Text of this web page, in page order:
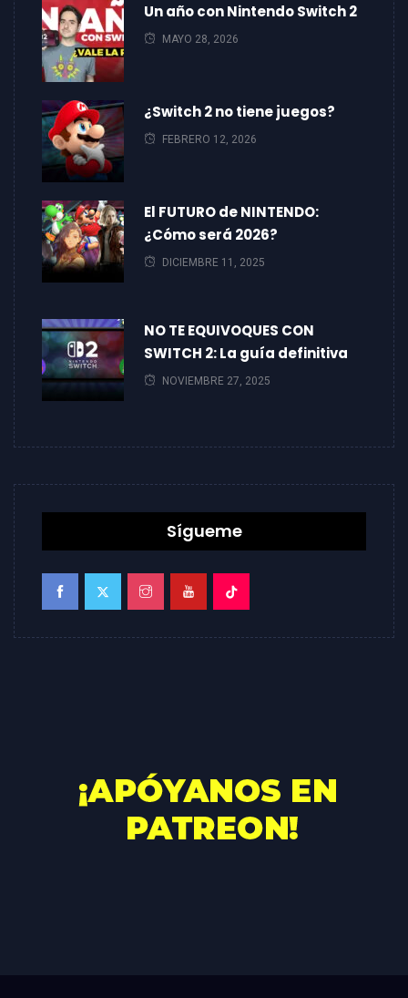
Un año con Nintendo Switch 2
MAYO 28, 2026
¿Switch 2 no tiene juegos?
FEBRERO 12, 2026
El FUTURO de NINTENDO:
¿Cómo será 2026?
DICIEMBRE 11, 2025
NO TE EQUIVOQUES CON
SWITCH 2: La guía definitiva
NOVIEMBRE 27, 2025
Sígueme